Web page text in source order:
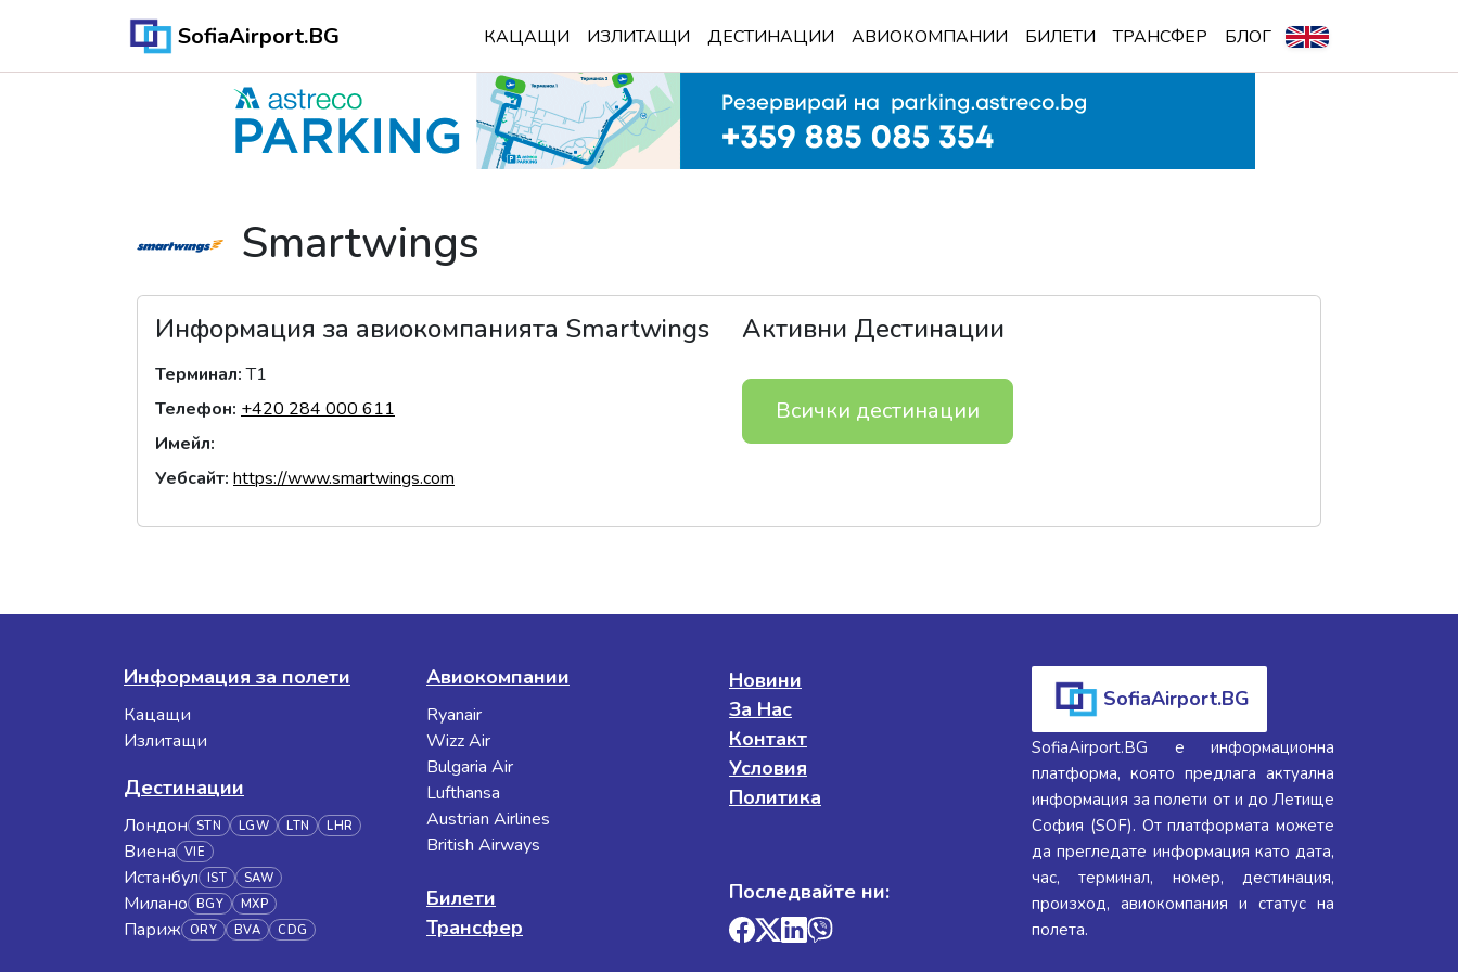
SofiaAirport.BG КАЦАЩИ ИЗЛИТАЩИ ДЕСТИНАЦИИ АВИОКОМПАНИИ БИЛЕТИ ТРАНСФЕР БЛОГ
Smartwings
Информация за авиокомпанията Smartwings
Терминал: T1
Телефон: +420 284 000 611
Имейл:
Уебсайт: https://www.smartwings.com
Активни Дестинации
Всички дестинации
Информация за полети
Кацащи
Излитащи
Дестинации
Лондон STN LGW LTN LHR
Виена VIE
Истанбул IST SAW
Милано BGY MXP
Париж ORY BVA CDG
Авиокомпании
Ryanair
Wizz Air
Bulgaria Air
Lufthansa
Austrian Airlines
British Airways
Билети
Трансфер
Новини
За Нас
Контакт
Условия
Политика
Последвайте ни:
SofiaAirport.BG
SofiaAirport.BG е информационна
платформа, която предлага актуална
информация за полети от и до Летище
София (SOF). От платформата можете
да прегледате информация като дата,
час, терминал, номер, дестинация,
произход, авиокомпания и статус на
полета.